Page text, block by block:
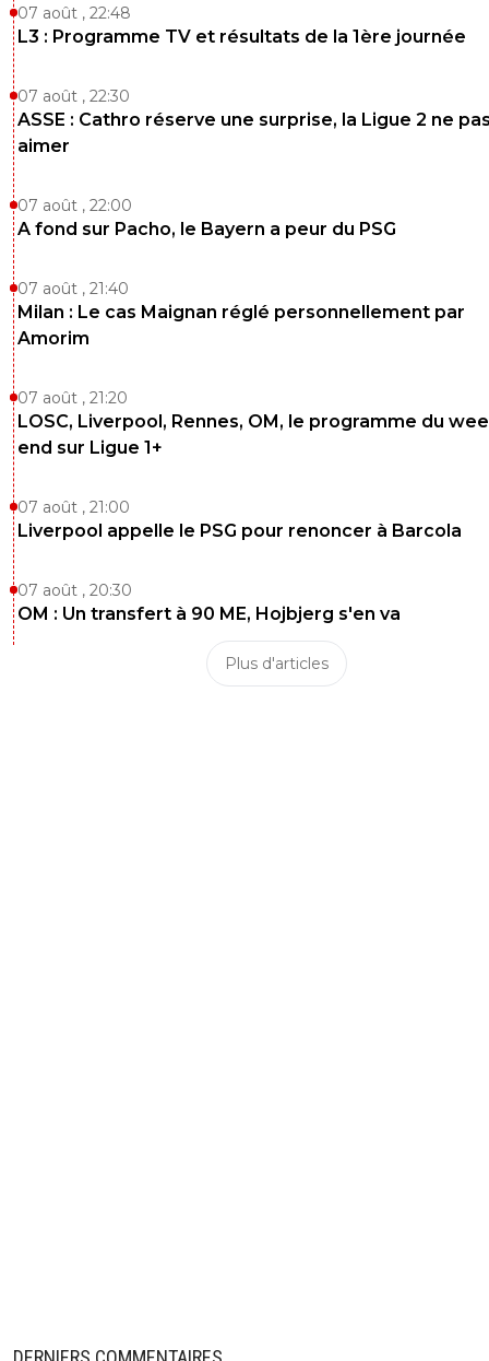
07 août , 22:48
L3 : Programme TV et résultats de la 1ère journée
07 août , 22:30
ASSE : Cathro réserve une surprise, la Ligue 2 ne
aimer
07 août , 22:00
A fond sur Pacho, le Bayern a peur du PSG
07 août , 21:40
Milan : Le cas Maignan réglé personnellement par
Amorim
07 août , 21:20
LOSC, Liverpool, Rennes, OM, le programme du
end sur Ligue 1+
07 août , 21:00
Liverpool appelle le PSG pour renoncer à Barcola
07 août , 20:30
OM : Un transfert à 90 ME, Hojbjerg s'en va
Plus d'articles